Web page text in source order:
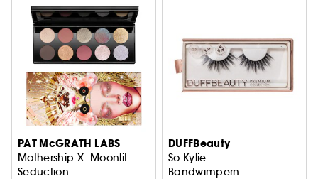
PAT McGRATH LABS
Mothership X: Moonlit
Seduction
DUFFBeauty
So Kylie
Bandwimpern